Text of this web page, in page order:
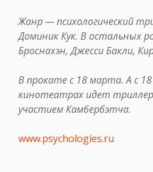
Жанр — психологический
Доминик Кук. В остальных
Броснахэн, Джесси Бакли,
В прокате с 18 марта. А с
кинотеатрах идет
участием Камбербэтча.
www.psychologies.ru